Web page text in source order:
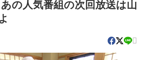
あの人気番組の次回放送は山
